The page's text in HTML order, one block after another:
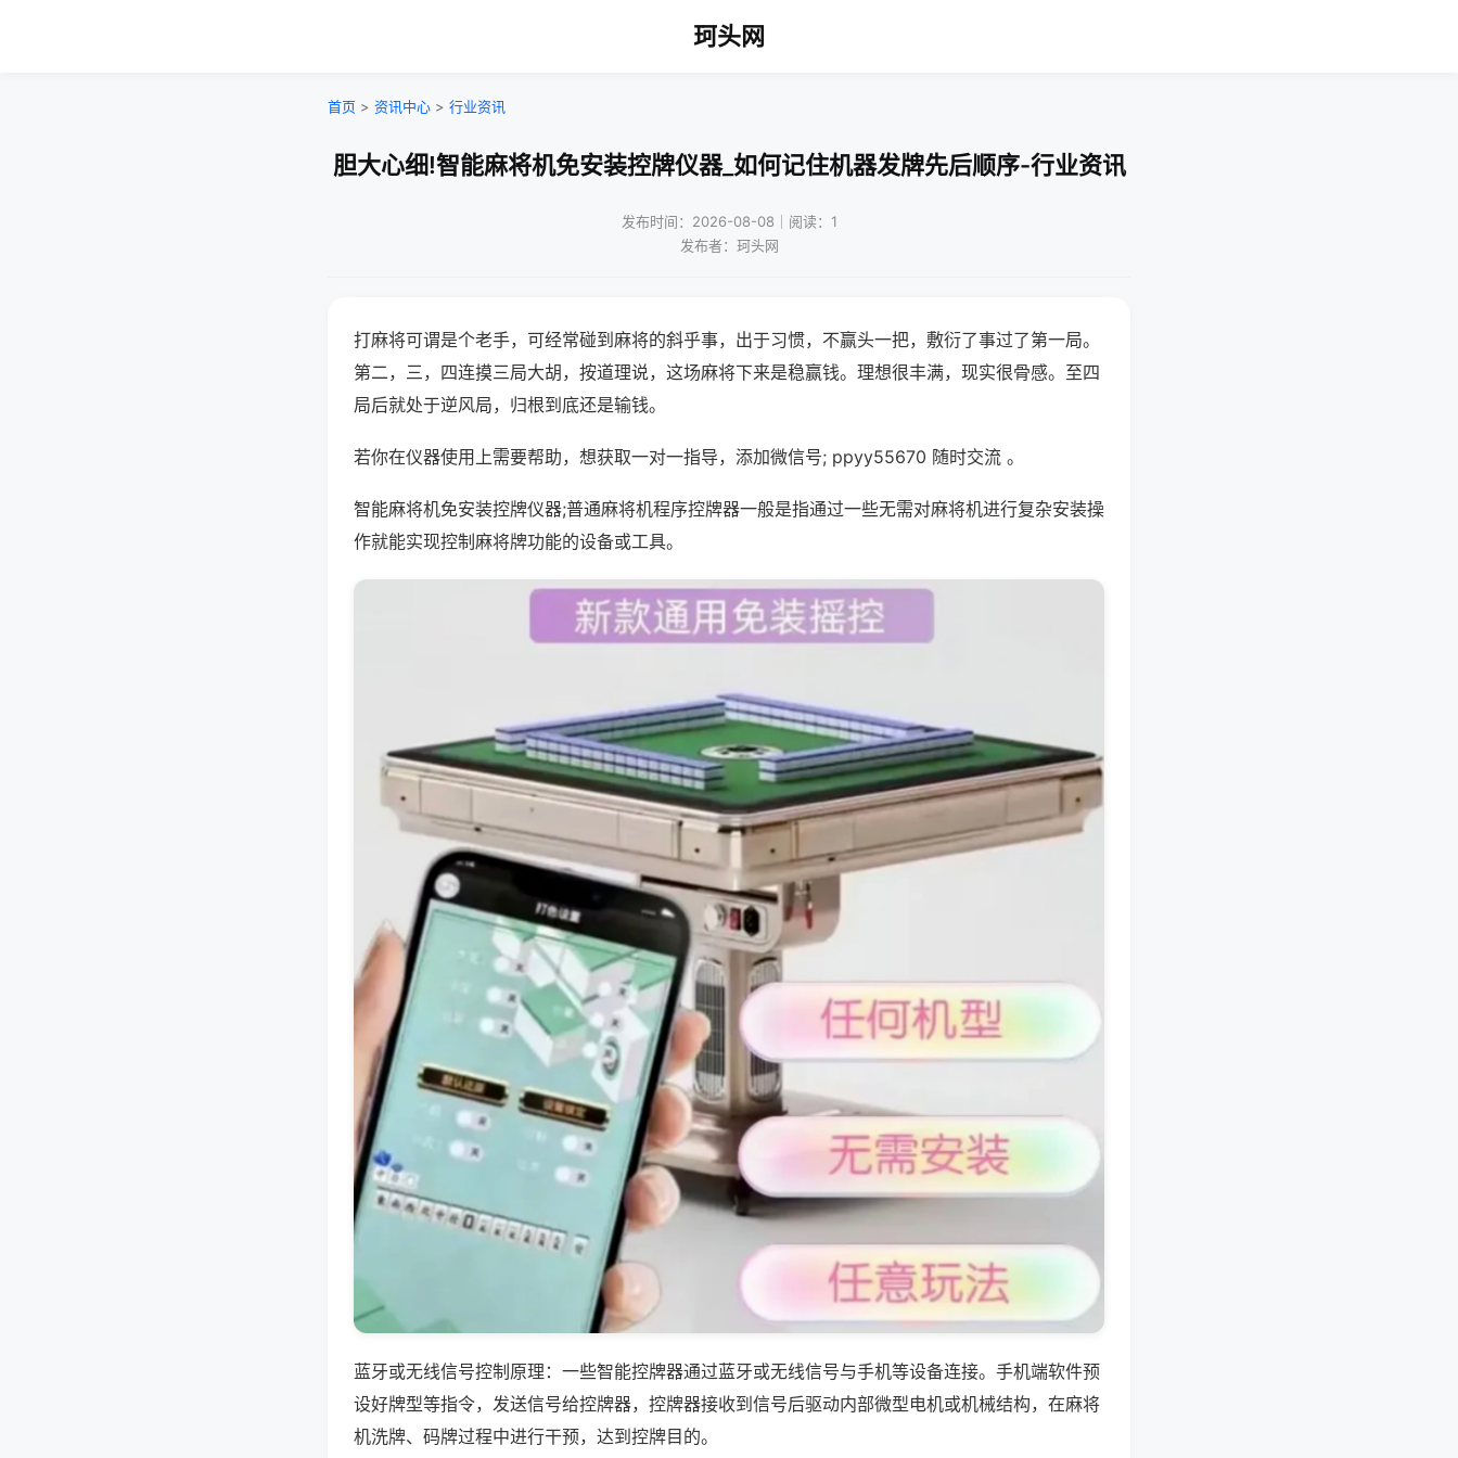
珂头网
首页 > 资讯中心 > 行业资讯
胆大心细!智能麻将机免安装控牌仪器_如何记住机器发牌先后顺序-行业资讯
发布时间：2026-08-08｜阅读：1
发布者：珂头网
打麻将可谓是个老手，可经常碰到麻将的斜乎事，出于习惯，不赢头一把，敷衍了事过了第一局。
第二，三，四连摸三局大胡，按道理说，这场麻将下来是稳赢钱。理想很丰满，现实很骨感。至四
局后就处于逆风局，归根到底还是输钱。
若你在仪器使用上需要帮助，想获取一对一指导，添加微信号; ppyy55670 随时交流 。
智能麻将机免安装控牌仪器;普通麻将机程序控牌器一般是指通过一些无需对麻将机进行复杂安装操
作就能实现控制麻将牌功能的设备或工具。
蓝牙或无线信号控制原理：一些智能控牌器通过蓝牙或无线信号与手机等设备连接。手机端软件预
设好牌型等指令，发送信号给控牌器，控牌器接收到信号后驱动内部微型电机或机械结构，在麻将
机洗牌、码牌过程中进行干预，达到控牌目的。